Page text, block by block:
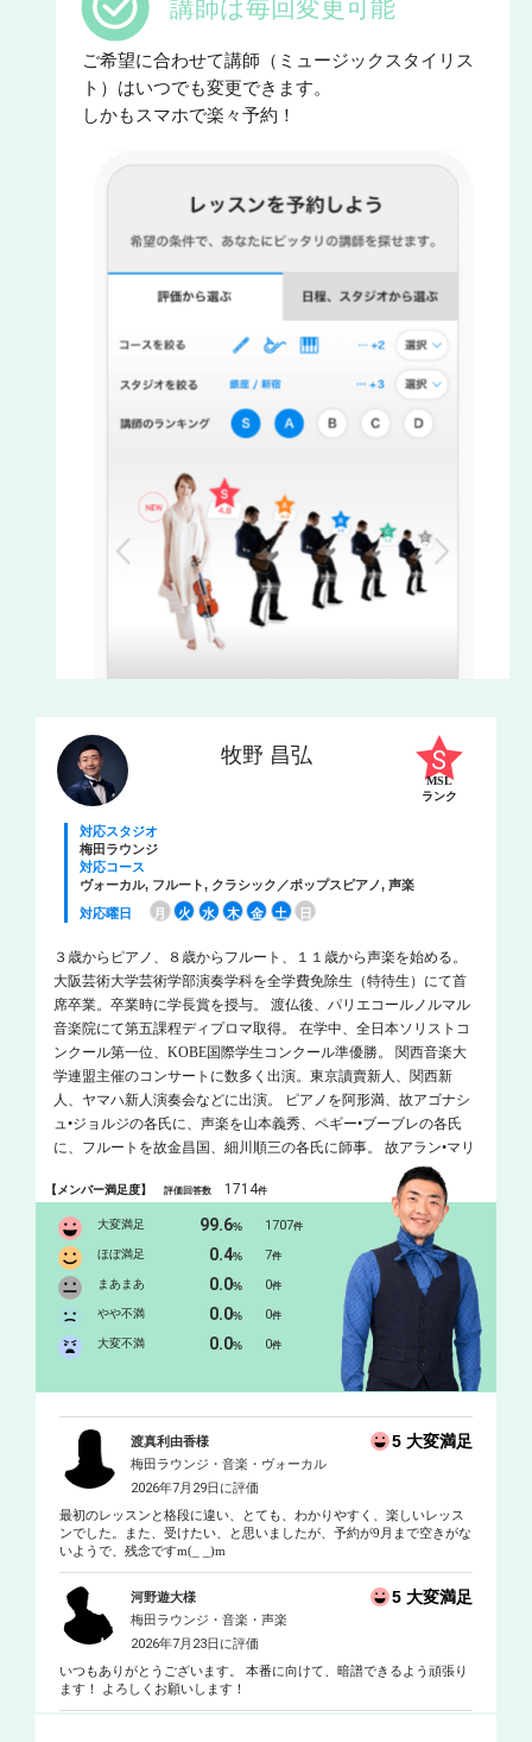
牧野 昌弘
MSL
ランク
対応スタジオ
梅田ラウンジ
対応コース
ヴォーカル, フルート, クラシック／ポップスピアノ, 声楽
対応曜日
月 火 水 木 金 土 日
３歳からピアノ、８歳からフルート、１１歳から声楽を始める。
大阪芸術大学芸術学部演奏学科を全学費免除生（特待生）にて首
席卒業。卒業時に学長賞を授与。 渡仏後、パリエコールノルマル
音楽院にて第五課程ディプロマ取得。 在学中、全日本ソリストコ
ンクール第一位、KOBE国際学生コンクール準優勝。 関西音楽大
学連盟主催のコンサートに数多く出演。東京讀賣新人、関西新
人、ヤマハ新人演奏会などに出演。 ピアノを阿形満、故アゴナシ
ュ•ジョルジの各氏に、声楽を山本義秀、ペギー•ブーブレの各氏
に、フルートを故金昌国、細川順三の各氏に師事。 故アラン•マリ
オン、故パウル•マイゼン、ミヒャエル•マルティン•コフラー氏に
指導を受ける。 大阪府認定アーティスト。
【メンバー満足度】評価回答数 1714件
大変満足 99.6% 1707件
ほぼ満足 0.4% 7件
まあまあ 0.0% 0件
やや不満 0.0% 0件
大変不満 0.0% 0件
渡真利由香様 5 大変満足
梅田ラウンジ・音楽・ヴォーカル
2026年7月29日に評価
最初のレッスンと格段に違い、とても、わかりやすく、楽しいレッス
ンでした。また、受けたい、と思いましたが、予約が9月まで空きがな
いようで、残念ですm(_ _)m
河野遊大様 5 大変満足
梅田ラウンジ・音楽・声楽
2026年7月23日に評価
いつもありがとうございます。 本番に向けて、暗譜できるよう頑張り
ます！ よろしくお願いします！